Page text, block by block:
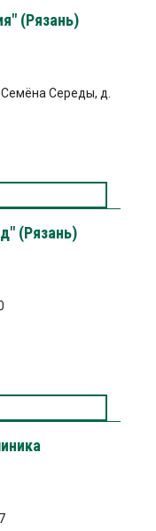
(Рязань)
Семёна Середы, д.
(Рязань)